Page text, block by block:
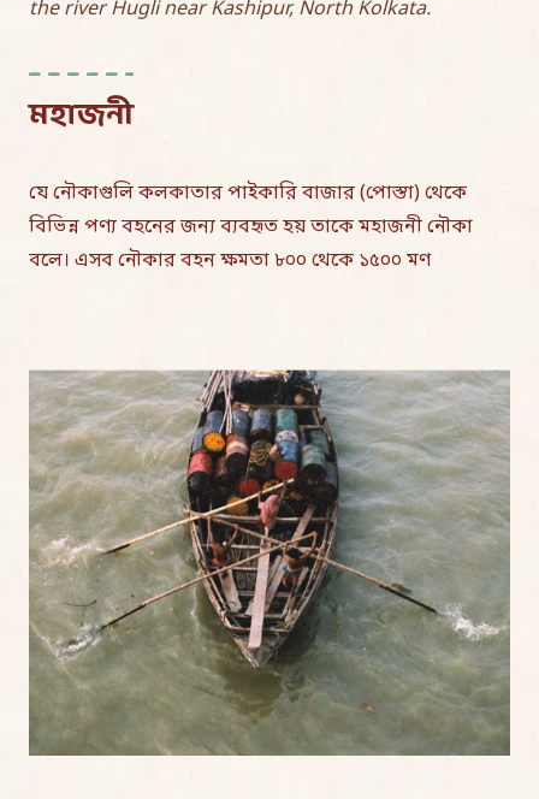
the river Hugli near Kashipur, North Kolkata.
মহাজনী
যে নৌকাগুলি কলকাতার পাইকারি বাজার (পোস্তা) থেকে
বিভিন্ন পণ্য বহনের জন্য ব্যবহৃত হয় তাকে মহাজনী নৌকা
বলে। এসব নৌকার বহন ক্ষমতা ৮০০ থেকে ১৫০০ মণ